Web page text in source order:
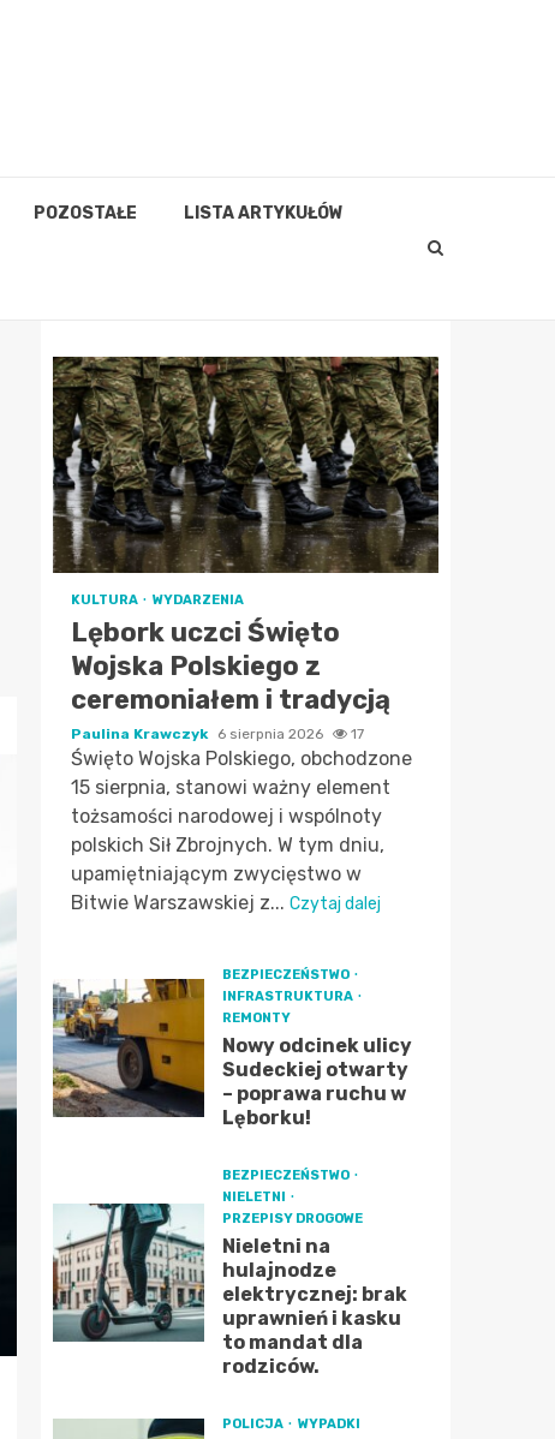
POZOSTAŁE LISTA ARTYKUŁÓW
KULTURA WYDARZENIA
Lębork uczci Święto
Wojska Polskiego z
ceremoniałem i tradycją
Paulina Krawczyk 6 sierpnia 2026 17
Święto Wojska Polskiego, obchodzone
15 sierpnia, stanowi ważny element
tożsamości narodowej i wspólnoty
polskich Sił Zbrojnych. W tym dniu,
upamiętniającym zwycięstwo w
Bitwie Warszawskiej z... Czytaj dalej
BEZPIECZEŃSTWO
INFRASTRUKTURA
REMONTY
Nowy odcinek ulicy
Sudeckiej otwarty
– poprawa ruchu w
Lęborku!
BEZPIECZEŃSTWO
NIELETNI
PRZEPISY DROGOWE
Nieletni na
hulajnodze
elektrycznej: brak
uprawnień i kasku
to mandat dla
rodziców.
POLICJA WYPADKI